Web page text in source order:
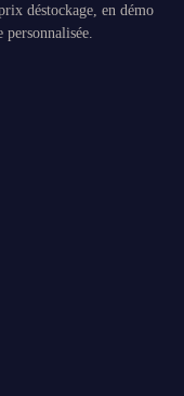
déstockage, en démo